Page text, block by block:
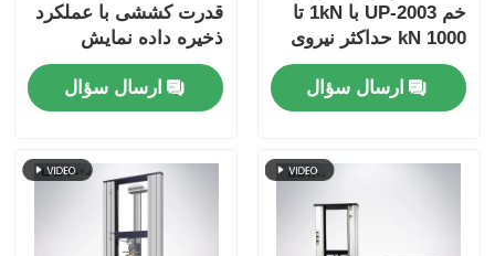
خم UP-2003 با 1kN تا
1000 kN حداکثر نیروی
آزمایش، دقت ± 1.0٪ و
800mm ضربه کششی
موثر
ارسال سؤال
قدرت کششی با عملکرد
ذخیره داده نمایش
منحنی در زمان واقعی و
دقت ±0.5٪
ارسال سؤال